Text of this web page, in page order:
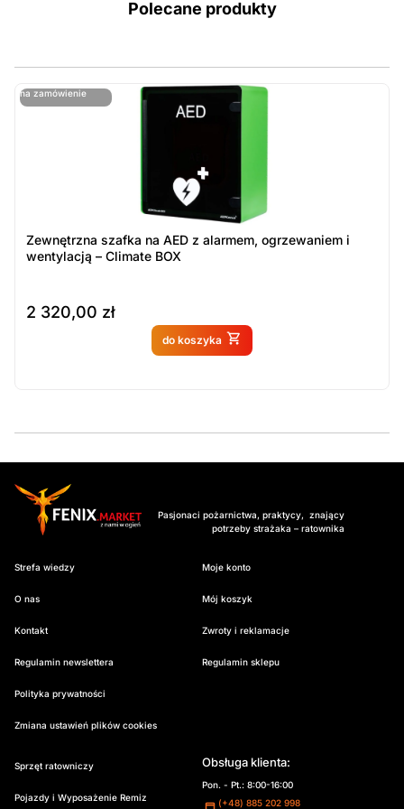
Polecane produkty
na zamówienie
ostatnie sztuki
Zewnętrzna szafka na AED z alarmem, ogrzewaniem i
wentylacją – Climate BOX
2 320,00 zł
do koszyka
Produkt dostępny na
Pasjonaci pożarnictwa, praktycy, znający
potrzeby strażaka – ratownika
Strefa wiedzy
O nas
Kontakt
Regulamin newslettera
Polityka prywatności
Zmiana ustawień plików cookies
Moje konto
Mój koszyk
Zwroty i reklamacje
Regulamin sklepu
Sprzęt ratowniczy
Pojazdy i Wyposażenie Remiz
Obsługa klienta:
Pon. - Pt.: 8:00-16:00
(+48) 885 202 998